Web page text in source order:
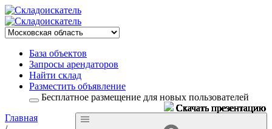
База объектов
Запросы арендаторов
Найти склад
Разместить объявление
Бесплатное размещение для новых пользователей
Главная
Скачать презентацию
Скачать презентацию
Скачать презентацию
Скачать презентацию
Скачать презентацию
Скачать презентацию
Скачать презентацию
Скачать презентацию
Скачать презентацию
Скачать презентацию
Скачать презентацию
Скачать презентацию
Скачать презентацию
Скачать презентацию
Скачать презентацию
Скачать презентацию
Скачать презентацию
Скачать презентацию
Скачать презентацию
Скачать презентацию
Скачать презентацию
Скачать презентацию
Скачать презентацию
Скачать презентацию